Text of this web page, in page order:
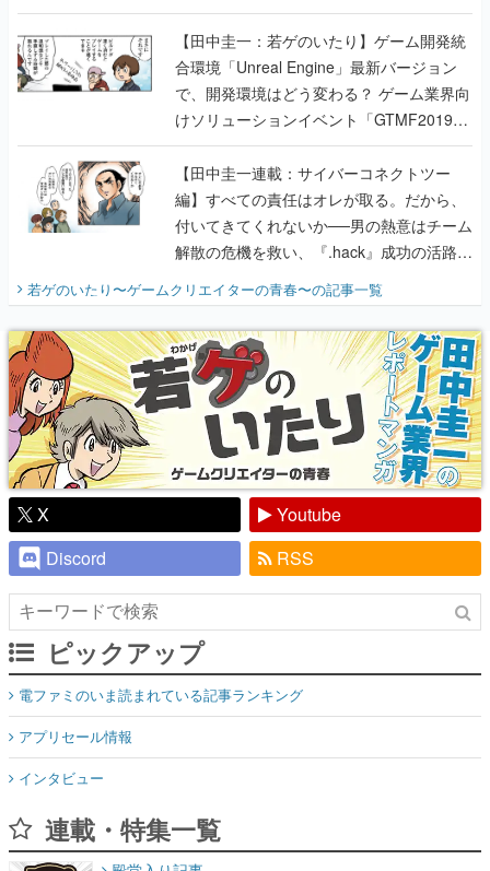
のいたり】
【田中圭一：若ゲのいたり】ゲーム開発統
合環境「Unreal Engine」最新バージョン
で、開発環境はどう変わる？ ゲーム業界向
けソリューションイベント「GTMF2019」
に行って、より理解を深めよう【PR】
【田中圭一連載：サイバーコネクトツー
編】すべての責任はオレが取る。だから、
付いてきてくれないか──男の熱意はチーム
解散の危機を救い、『.hack』成功の活路を
『少年ジャンプ』色だった【若ゲのいた
り】
若ゲのいたり〜ゲームクリエイターの青春〜の記事一覧
X
Youtube
Discord
RSS
ピックアップ
電ファミのいま読まれている記事ランキング
アプリセール情報
インタビュー
連載・特集一覧